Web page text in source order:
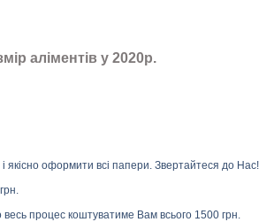
аліментів у 2020р.
якісно оформити всі папери. Звертайтеся до Нас!
весь процес коштуватиме Вам всього 1500 грн.